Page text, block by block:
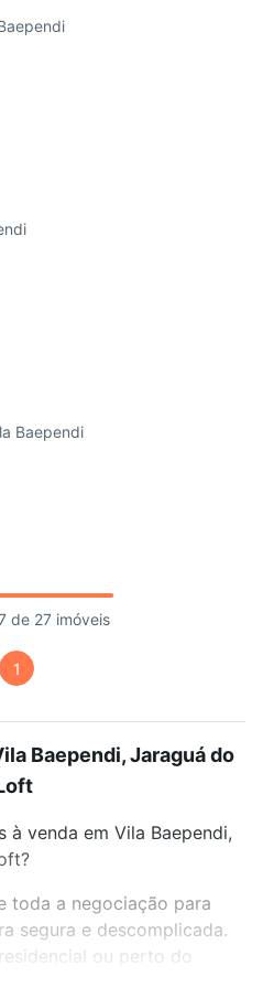
Baependi
de 27 imóveis
1
Baependi, Jaraguá do
à venda em Vila Baependi,
toda a negociação para
segura e descomplicada.
ou perto do